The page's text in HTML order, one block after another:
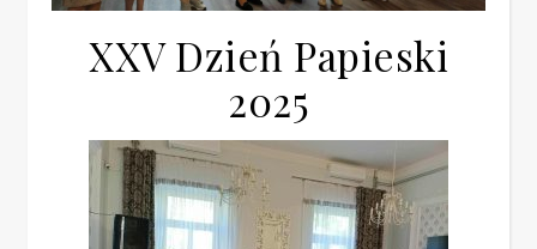
XXV Dzień Papieski
2025